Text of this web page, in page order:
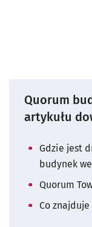
Quorum
artykułu
Gdzie jest
budynek
Quorum
Co